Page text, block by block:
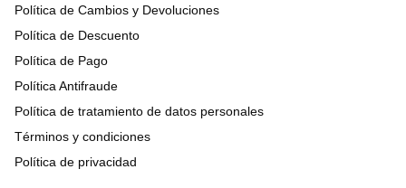
Política de Cambios y Devoluciones
Política de Descuento
Política de Pago
Política Antifraude
Política de tratamiento de datos personales
Términos y condiciones
Política de privacidad